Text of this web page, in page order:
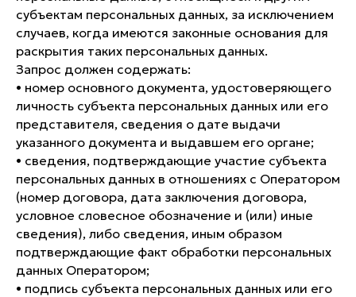
субъектам персональных данных, за исключением
случаев, когда имеются законные основания для
раскрытия таких персональных данных.
Запрос должен содержать:
• номер основного документа, удостоверяющего
личность субъекта персональных данных или его
представителя, сведения о дате выдачи
указанного документа и выдавшем его органе;
• сведения, подтверждающие участие субъекта
персональных данных в отношениях с Оператором
(номер договора, дата заключения договора,
условное словесное обозначение и (или) иные
сведения), либо сведения, иным образом
подтверждающие факт обработки персональных
данных Оператором;
• подпись субъекта персональных данных или его